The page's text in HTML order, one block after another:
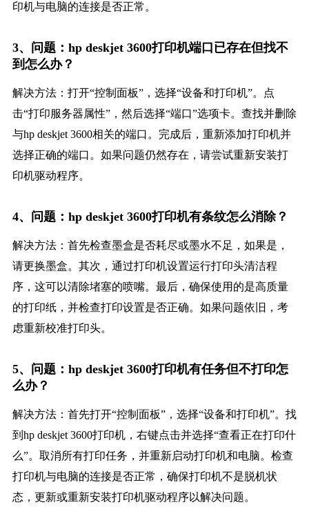
印机与电脑的连接是否正常。
3、问题：hp deskjet 3600打印机端口已存在但找不
到怎么办？
解决方法：打开“控制面板”，选择“设备和打印机”。点
击“打印服务器属性”，然后选择“端口”选项卡。查找并删除
与hp deskjet 3600相关的端口。完成后，重新添加打印机并
选择正确的端口。如果问题仍然存在，请尝试重新安装打
印机驱动程序。
4、问题：hp deskjet 3600打印机有条纹怎么消除？
解决方法：首先检查墨盒是否耗尽或墨水不足，如果是，
请更换墨盒。其次，通过打印机设置运行打印头清洁程
序，这可以清除堵塞的喷嘴。最后，确保使用的是高质量
的打印纸，并检查打印设置是否正确。如果问题依旧，考
虑重新校准打印头。
5、问题：hp deskjet 3600打印机有任务但不打印怎
么办？
解决方法：首先打开“控制面板”，选择“设备和打印机”。找
到hp deskjet 3600打印机，右键点击并选择“查看正在打印什
么”。取消所有打印任务，并重新启动打印机和电脑。检查
打印机与电脑的连接是否正常，确保打印机不是脱机状
态，更新或重新安装打印机驱动程序以解决问题。